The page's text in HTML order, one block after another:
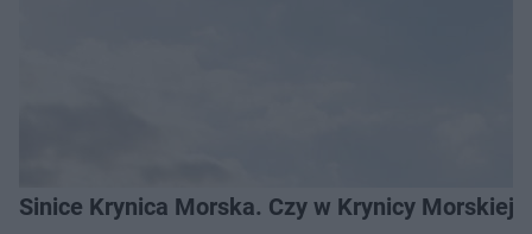
Sinice Krynica Morska. Czy w Krynicy Morskiej